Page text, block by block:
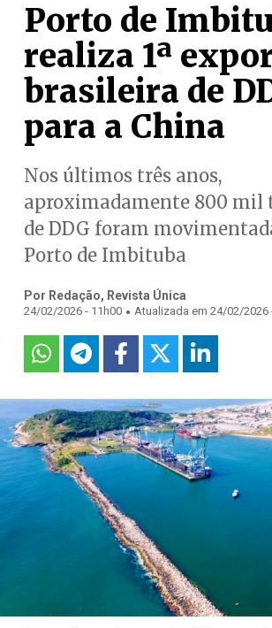
Porto de
realiza 1ª
brasileira de
para a China
Nos últimos três anos,
aproximadamente 800 mil
de DDG foram
Porto de Imbituba
Por Redação, Revista Única
24/02/2026 - 11h00 . Atualizada em 24/02/2026